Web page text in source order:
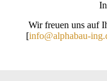
Wir freuen uns auf
[info@alphabau-